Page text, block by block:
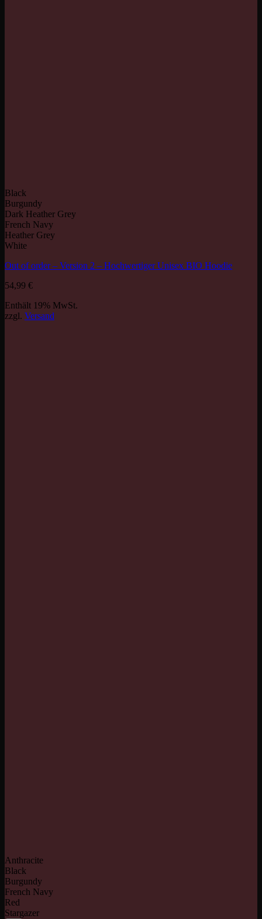
Black
Burgundy
Dark Heather Grey
French Navy
Heather Grey
White
Out of order – Version 2 – Hochwertiger Unisex BIO Hoodie
54,99 €
Enthält 19% MwSt.
zzgl. Versand
Anthracite
Black
Burgundy
French Navy
Red
Stargazer